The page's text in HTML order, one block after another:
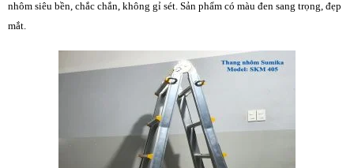
nhôm siêu bền, chắc chắn, không gỉ sét. Sản phẩm có màu đen sang trọng, đẹp
mắt.